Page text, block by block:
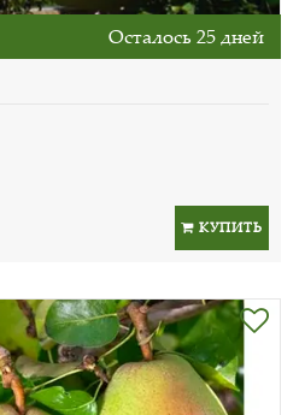
Осталось 25 дней
КУПИТЬ